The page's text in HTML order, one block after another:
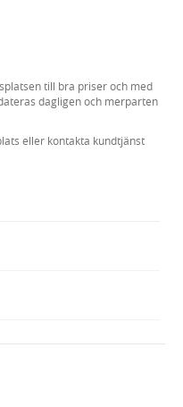
till bra priser och med
dagligen och merparten
eller kontakta kundtjänst